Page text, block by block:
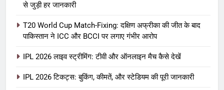
से जुड़ी हर जानकारी
T20 World Cup Match-Fixing: दक्षिण अफ्रीका की जीत के बाद
पाकिस्तान ने ICC और BCCI पर लगाए गंभीर आरोप
IPL 2026 लाइव स्ट्रीमिंग: टीवी और ऑनलाइन मैच कैसे देखें
IPL 2026 टिकट्स: बुकिंग, कीमतें, और स्टेडियम की पूरी जानकारी